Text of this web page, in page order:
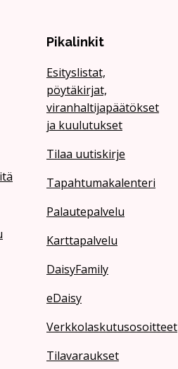
Pikalinkit
Esityslistat,
pöytäkirjat,
viranhaltijapäätökset
ja kuulutukset
Tilaa uutiskirje
Tapahtumakalenteri
Palautepalvelu
Karttapalvelu
DaisyFamily
eDaisy
Verkkolaskutusosoitteet
Tilavaraukset